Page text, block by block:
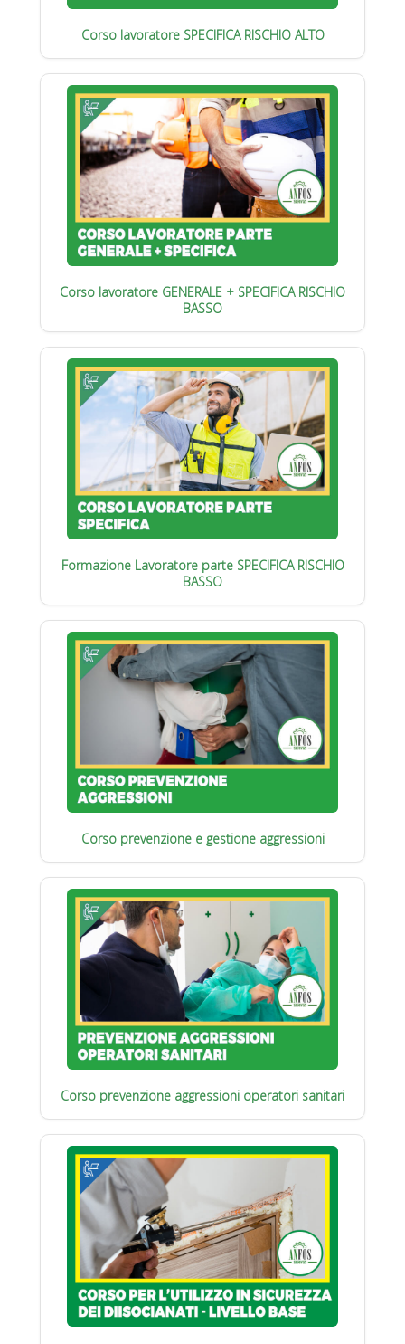
Corso lavoratore SPECIFICA RISCHIO ALTO
Corso lavoratore GENERALE + SPECIFICA RISCHIO
BASSO
Formazione Lavoratore parte SPECIFICA RISCHIO
BASSO
Corso prevenzione e gestione aggressioni
Corso prevenzione aggressioni operatori sanitari